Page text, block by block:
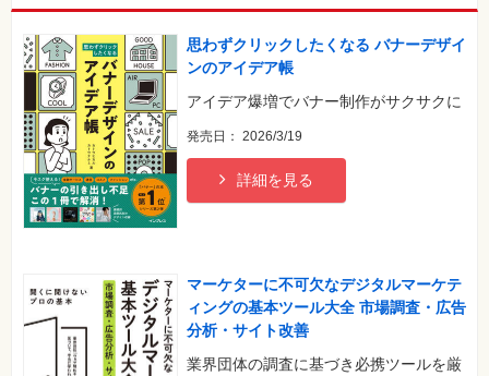
ビ
ジ
ネ
ス・
み
物
カ
メ
ラ・
写
格
験
思わずクリックしたくなる バナーデザイ
ンのアイデア帳
アイデア爆増でバナー制作がサクサクに
発売日： 2026/3/19
詳細を見る
マーケターに不可欠なデジタルマーケテ
ィングの基本ツール大全 市場調査・広告
分析・サイト改善
業界団体の調査に基づき必携ツールを厳